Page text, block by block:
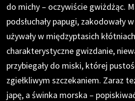
do michy – oczywiście gwiżdżąc.
podsłuchały papugi, zakodowały
używały w międzyptasich
charakterystyczne gwizdanie,
przybiegały do miski, której
zgiełkliwym szczekaniem. Zaraz
japę, a świnka morska –